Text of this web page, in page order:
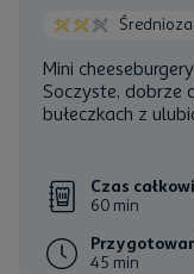
Mini
Soczyste, dobrze
bułeczkach z
Czas
60 min
45 min